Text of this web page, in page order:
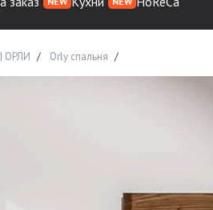
| ОРЛИ Orly спальня